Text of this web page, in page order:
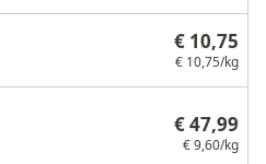
€ 10,75
€ 10,75/kg
€ 47,99
€ 9,60/kg